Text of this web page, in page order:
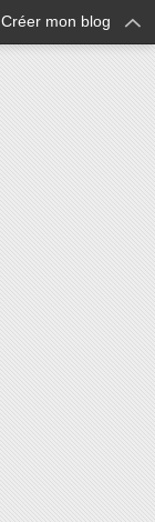
Créer mon blog